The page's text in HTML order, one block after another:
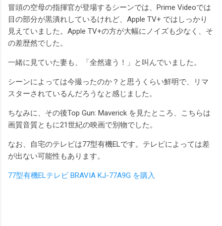
冒頭の空母の指揮官が登場するシーンでは、Prime Videoでは
目の部分が黒潰れしているけれど、Apple TV+ ではしっかり
見えていました。Apple TV+の方が大幅にノイズも少なく、そ
の差歴然でした。
一緒に見ていた妻も、「全然違う！」と叫んでいました。
シーンによっては今撮ったのか？と思うくらい鮮明で、リマ
スターされているんだろうなと感じました。
ちなみに、その後Top Gun: Maverick を見たところ、こちらは
画質音質ともに21世紀の映画で別物でした。
なお、自宅のテレビは77型有機ELです。テレビによっては差
が出ない可能性もあります。
77型有機ELテレビ BRAVIA KJ-77A9G を購入